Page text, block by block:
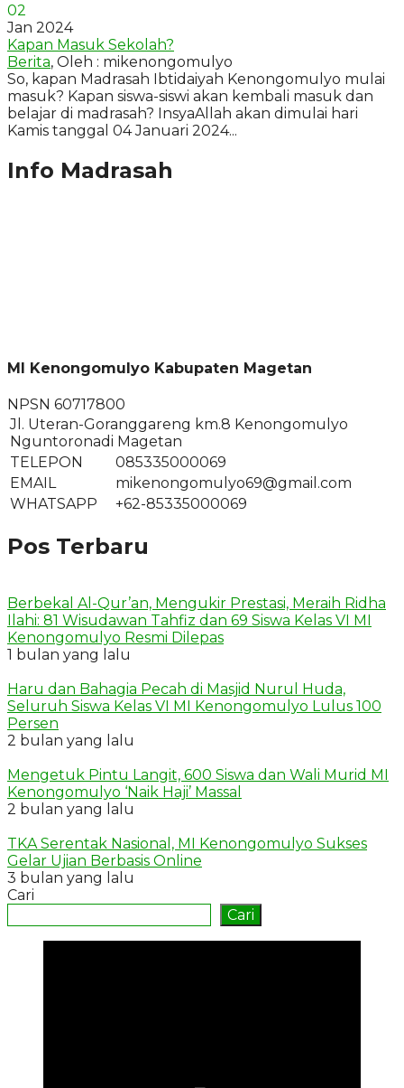
02
Jan 2024
Kapan Masuk Sekolah?
Berita, Oleh : mikenongomulyo
So, kapan Madrasah Ibtidaiyah Kenongomulyo mulai
masuk? Kapan siswa-siswi akan kembali masuk dan
belajar di madrasah? InsyaAllah akan dimulai hari
Kamis tanggal 04 Januari 2024...
Info Madrasah
MI Kenongomulyo Kabupaten Magetan
NPSN 60717800
Jl. Uteran-Goranggareng km.8 Kenongomulyo
Nguntoronadi Magetan
TELEPON
085335000069
EMAIL
mikenongomulyo69@gmail.com
WHATSAPP
+62-85335000069
Pos Terbaru
Berbekal Al-Qur’an, Mengukir Prestasi, Meraih Ridha
Ilahi: 81 Wisudawan Tahfiz dan 69 Siswa Kelas VI MI
Kenongomulyo Resmi Dilepas
1 bulan yang lalu
Haru dan Bahagia Pecah di Masjid Nurul Huda,
Seluruh Siswa Kelas VI MI Kenongomulyo Lulus 100
Persen
2 bulan yang lalu
Mengetuk Pintu Langit, 600 Siswa dan Wali Murid MI
Kenongomulyo ‘Naik Haji’ Massal
2 bulan yang lalu
TKA Serentak Nasional, MI Kenongomulyo Sukses
Gelar Ujian Berbasis Online
3 bulan yang lalu
Cari
Cari